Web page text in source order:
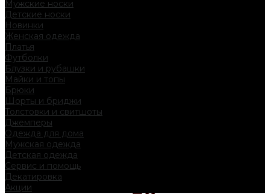
Мужские носки
Детские носки
Новинки
Женская одежда
Платья
Футболки
Блузки и рубашки
Майки и топы
Брюки
Шорты и бриджи
Толстовки и свитшоты
Джемперы
Одежда для дома
Мужская одежда
Детская одежда
Сервис и помощь
Декатировка
Акции